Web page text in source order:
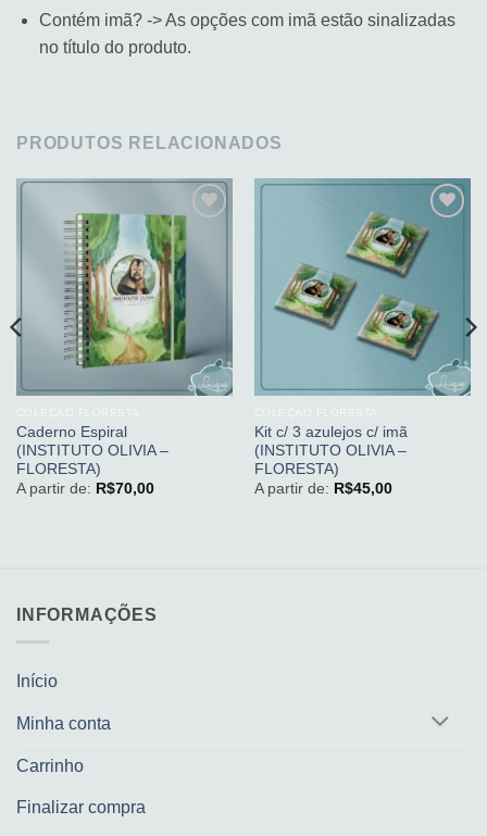
Contém imã? -> As opções com imã estão sinalizadas
no título do produto.
PRODUTOS RELACIONADOS
Adicionar
aos
meus
desejos
Caderno Espiral
(INSTITUTO OLIVIA –
FLORESTA)
A partir de: R$70,00
Adicionar
aos
meus
desejos
Kit c/ 3 azulejos c/ imã
(INSTITUTO OLIVIA –
FLORESTA)
A partir de: R$45,00
INFORMAÇÕES
Início
Minha conta
Carrinho
Finalizar compra